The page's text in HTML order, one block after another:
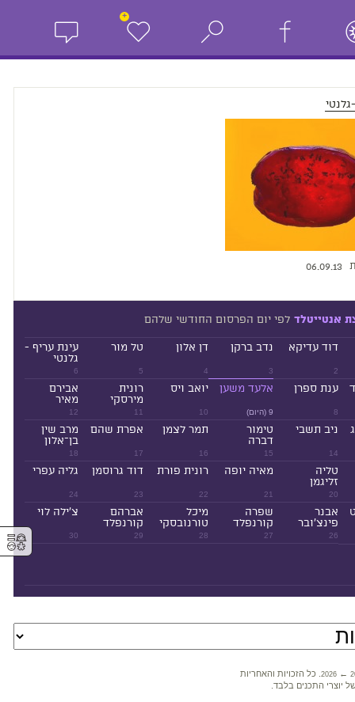
+
06.09.13
אנטייטלד לפי יום הפרסום החודשי שלהם
2
דוד עדיקא
3
נדב ברקן
4
דן אלון
5
טל מור
6
עינת עריף -
גלנטי
8
ענת ספרן
9 (היום)
אלעד משען
10
יואב ויס
11
רונית
מירסקי
12
אבירם
מאיר
14
ניב תשבי
15
טימור
דברה
16
תמר לצמן
17
אפרת שהם
18
מרב שין
בן־אלון
20
טליה
זליגמן
21
מאיה יופה
22
רונית פורת
23
דוד גרוסמן
24
גליה עפרי
26
אבנר
פינצ'ובר
27
שפרה
קורנפלד
28
מיכל
טורנובסקי
29
אברהם
קורנפלד
30
צ'ילה לוי
2026 ←
. כל הזכויות והאחריות
יוצרי התכנים בלבד.
⚥︎